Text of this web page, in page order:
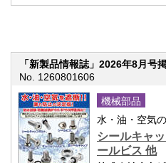
「新製品情報誌」2026年8月号
No. 1260801606
機械部品
水・油・空気
シールキャ
ールビス 他